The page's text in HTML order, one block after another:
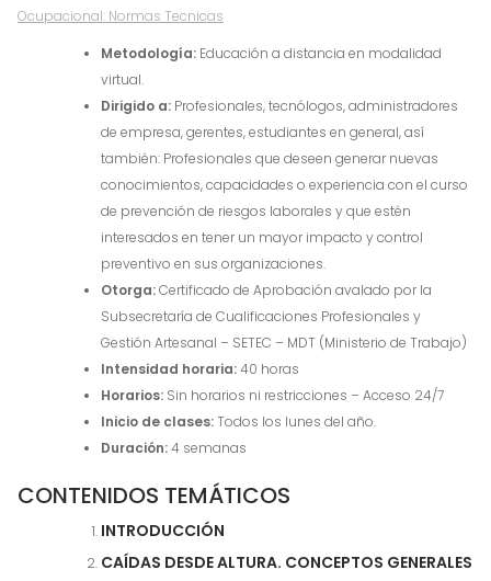
Ocupacional: Normas Tecnicas
Metodología: Educación a distancia en modalidad
virtual.
Dirigido a: Profesionales, tecnólogos, administradores
de empresa, gerentes, estudiantes en general, así
también: Profesionales que deseen generar nuevas
conocimientos, capacidades o experiencia con el curso
de prevención de riesgos laborales y que estén
interesados en tener un mayor impacto y control
preventivo en sus organizaciones.
Otorga:Certificado de Aprobación avalado por la
Subsecretaría de Cualificaciones Profesionales y
Gestión Artesanal – SETEC – MDT (Ministerio de Trabajo)
Intensidad horaria:40 horas
Horarios: Sin horarios ni restricciones – Acceso 24/7
Inicio de clases:Todos los lunes del año.
Duración:4 semanas
CONTENIDOS TEMÁTICOS
INTRODUCCIÓN
CAÍDAS DESDE ALTURA. CONCEPTOS GENERALES